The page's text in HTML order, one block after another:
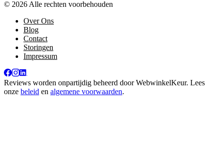
© 2026 Alle rechten voorbehouden
Over Ons
Blog
Contact
Storingen
Impressum
Reviews worden onpartijdig beheerd doorWebwinkelKeur. Lees
onze beleid en algemene voorwaarden.